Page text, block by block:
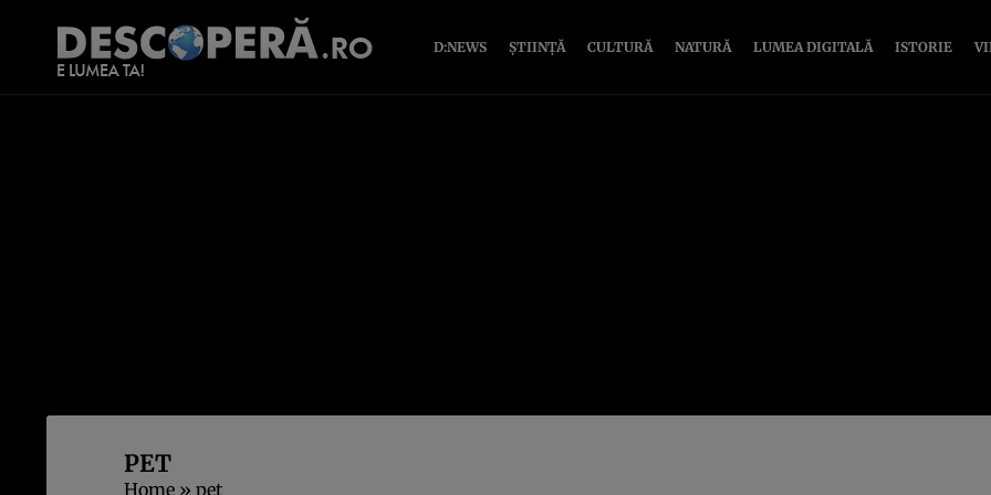
D:NEWS ȘTIINȚĂ CULTURĂ NATURĂ LUMEA DIGITALĂ ISTORIE
PET
Home » pet